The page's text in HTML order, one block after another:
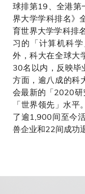
球排第19、全港第
界大学学科排名》
育世界大学学科排
习的「计算机科
外，科大在全球大
30名以内，反映毕
方面，逾八成的科
会最新的「2020研
「世界领先」水
了逾1,900间至今
兽企业和22间成功